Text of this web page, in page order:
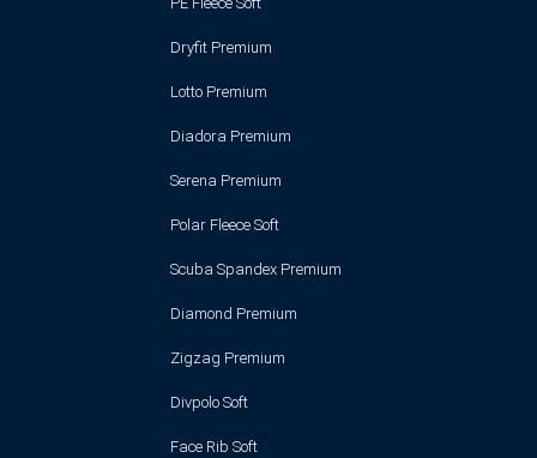
Dryfit Premium
Lotto Premium
Diadora Premium
Serena Premium
Polar Fleece Soft
Scuba Spandex Premium
Diamond Premium
Zigzag Premium
Divpolo Soft
Face Rib Soft